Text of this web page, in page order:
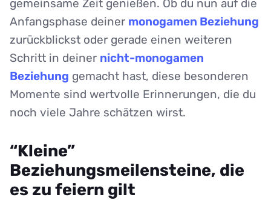
gemeinsame Zeit genießen. Ob du nun auf die
Anfangsphase deiner monogamen Beziehung
zurückblickst oder gerade einen weiteren
Schritt in deiner nicht-monogamen
Beziehung gemacht hast, diese besonderen
Momente sind wertvolle Erinnerungen, die du
noch viele Jahre schätzen wirst.
“Kleine”
Beziehungsmeilensteine, die
es zu feiern gilt